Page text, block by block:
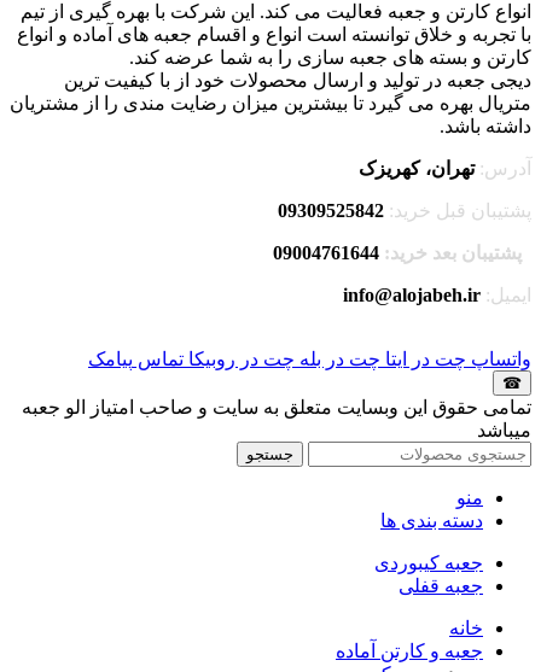
انواع کارتن و جعبه فعالیت می کند. این شرکت با بهره گیری از تیم
با تجربه و خلاق توانسته است انواع و اقسام جعبه های آماده و انواع
کارتن و بسته های جعبه سازی را به شما عرضه کند.
دیجی جعبه در تولید و ارسال محصولات خود از با کیفیت ترین
متریال بهره می گیرد تا بیشترین میزان رضایت مندی را از مشتریان
داشته باشد.
آدرس:تهران، کهریزک
پشتیبان قبل خرید: 09309525842
پشتیبان بعد خرید:
ایمیل: info@alojabeh.ir
واتساپ چت در ایتا چت در بله چت در روبیکا تماس پیامک
☎
تمامی حقوق این وبسایت متعلق به سایت و صاحب امتیاز الو جعبه
میباشد
جستجو
منو
دسته بندی ها
جعبه کیبوردی
جعبه قفلی
خانه
جعبه و کارتن آماده